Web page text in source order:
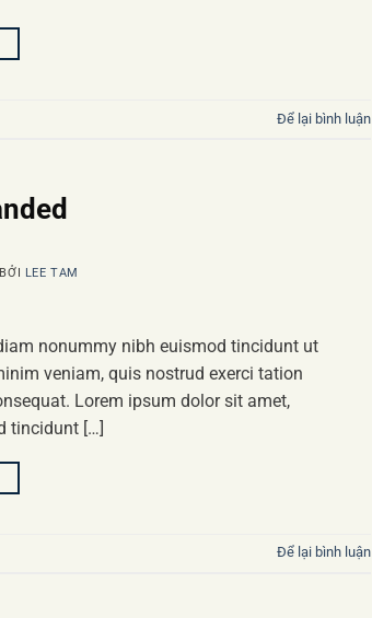
Để lại bình luận
BỞI LEE TAM
nonummy nibh euismod tincidunt ut
veniam, quis nostrud exerci tation
Lorem ipsum dolor sit amet,
tincidunt […]
Để lại bình luận